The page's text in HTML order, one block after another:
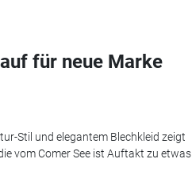
für neue Marke
Stil und elegantem Blechkleid zeigt
vom Comer See ist Auftakt zu etwas